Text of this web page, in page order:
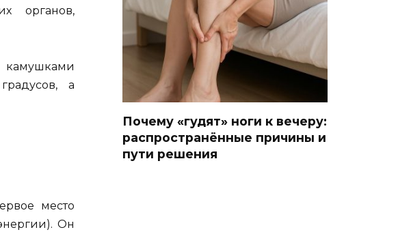
органов,
камушками
а
место
Он
Почему «гудят» ноги к вечеру:
распространённые причины и
пути решения